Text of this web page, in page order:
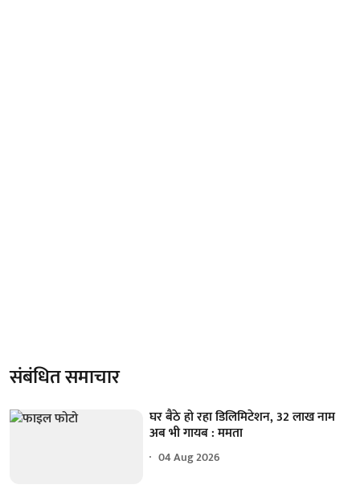
संबंधित समाचार
घर बैठे हो रहा डिलिमिटेशन, 32 लाख नाम
अब भी गायब : ममता
04 Aug 2026